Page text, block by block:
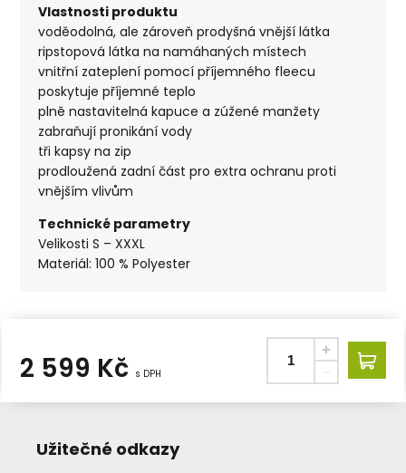
Vlastnosti produktu
voděodolná, ale zároveň prodyšná vnější látka
ripstopová látka na namáhaných místech
vnitřní zateplení pomocí příjemného fleecu
poskytuje příjemné teplo
plně nastavitelná kapuce a zúžené manžety
zabraňují pronikání vody
tři kapsy na zip
prodloužená zadní část pro extra ochranu proti
vnějším vlivům
Technické parametry
Velikosti S – XXXL
Materiál: 100 % Polyester
2 599 Kč s DPH
Užitečné odkazy